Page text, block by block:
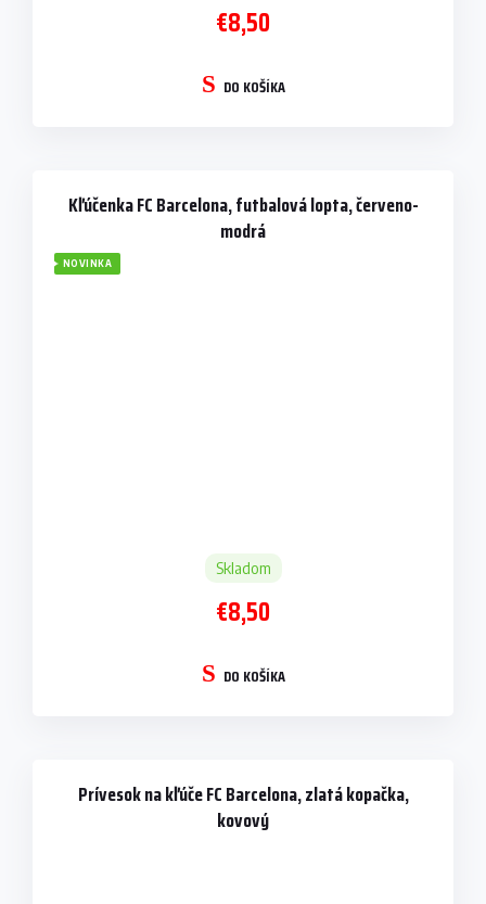
€8,50
DO KOŠÍKA
Kľúčenka FC Barcelona, futbalová lopta, červeno-
modrá
NOVINKA
Skladom
€8,50
DO KOŠÍKA
Prívesok na kľúče FC Barcelona, zlatá kopačka,
kovový